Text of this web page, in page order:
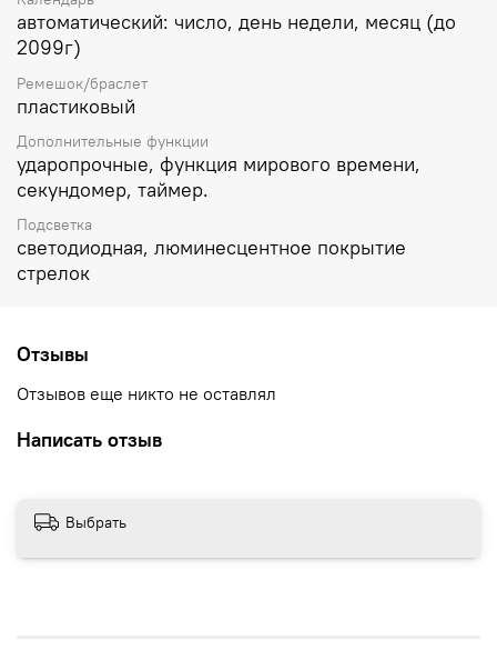
автоматический: число, день недели, месяц (до
2099г)
Ремешок/браслет
пластиковый
Дополнительные функции
ударопрочные, функция мирового времени,
секундомер, таймер.
Подсветка
светодиодная, люминесцентное покрытие
стрелок
Отзывы
Отзывов еще никто не оставлял
Написать отзыв
Выбрать